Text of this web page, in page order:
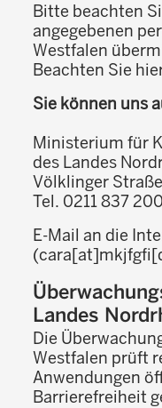
Bitte beachten
angegebenen
Westfalen
Beachten Sie
Sie können uns
Ministerium für
des Landes
Völklinger
Tel. 0211 837
E-Mail an die
Landes
Die
Westfalen prüft
Anwendungen
Barrierefreiheit